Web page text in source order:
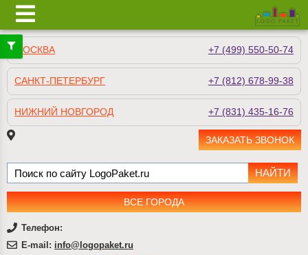
МОСКВА +7 (499) 550-50-74
САНКТ-ПЕТЕРБУРГ +7 (812) 678-99-38
НИЖНИЙ НОВГОРОД +7 (831) 435-16-76
ЗАКАЗАТЬ ЗВОНОК
ВСЕ ГОРОДА
Телефон:
E-mail: info@logopaket.ru